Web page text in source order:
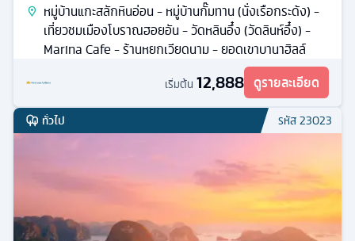
หมู่บ้านแกะสลักหินอ่อน - หมู่บ้านกั๊มทาน (นั่งเรือกระด้ง) -
เที่ยวชมเมืองโบราณฮอยอัน - วัดหลินอึ๋ง (วัดลินห์อึ๋ง) -
Marina Cafe - ร้านหยกเวียดนาม - ยอดเขาบานาฮิลล์
เริ่มต้น 12,888 ดูรายละเอียด
ทั่วไป รหัส23023